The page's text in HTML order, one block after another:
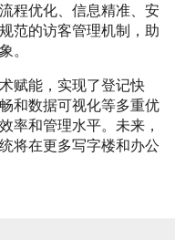
程优化、信息精准、安
范的访客管理机制，助
。
赋能，实现了登记快
和数据可视化等多重优
率和管理水平。未来，
将在更多写字楼和办公